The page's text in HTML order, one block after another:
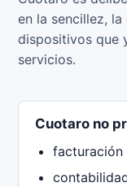
en la sencillez,
dispositivos que
servicios.
Cuotaro no
facturación